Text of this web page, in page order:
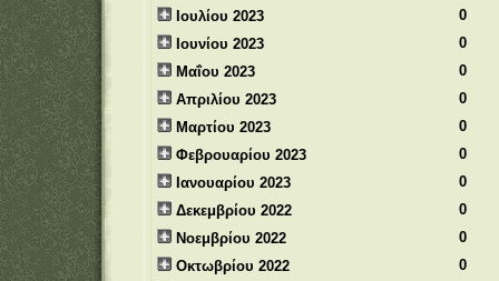
Ιουλίου 2023
0
Ιουνίου 2023
0
Μαΐου 2023
0
Απριλίου 2023
0
Μαρτίου 2023
0
Φεβρουαρίου 2023
0
Ιανουαρίου 2023
0
Δεκεμβρίου 2022
0
Νοεμβρίου 2022
0
Οκτωβρίου 2022
0